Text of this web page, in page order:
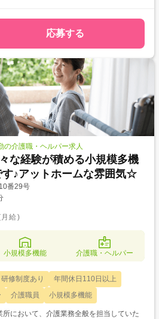
応募する
の介護職・ヘルパー求人
な経験が積める小規模多機
♪アットホームな雰囲気☆
番29号
給)
小規模多機能 介護職・ヘルパー
研修制度あり
年間休日110日以上
介護職員 小規模多機能
において、介護業務全般を担当していた